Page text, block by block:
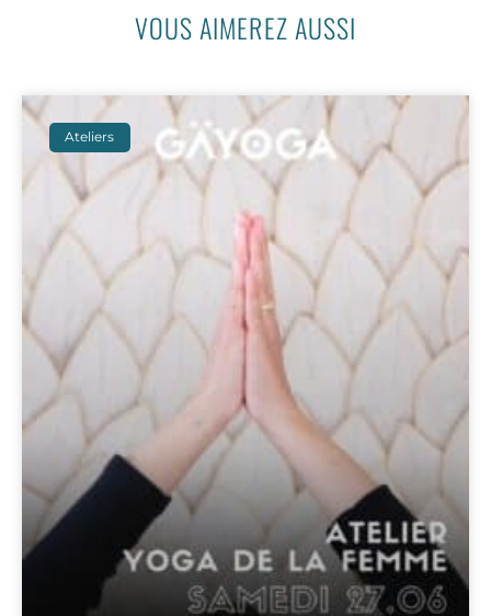
VOUS AIMEREZ AUSSI
Ateliers